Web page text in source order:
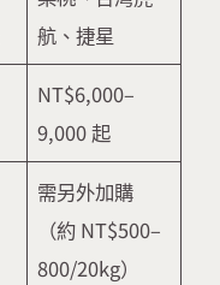
航、捷星
NT$6,000–
9,000 起
需另外加購
（約 NT$500–
800/20kg）